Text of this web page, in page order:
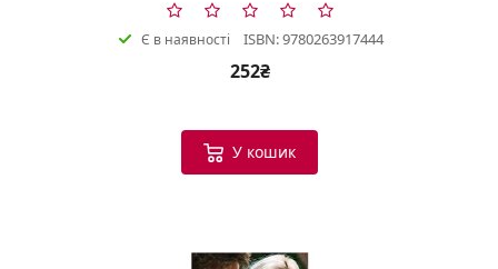
Є в наявності ISBN: 9780263917444
252₴
У кошик